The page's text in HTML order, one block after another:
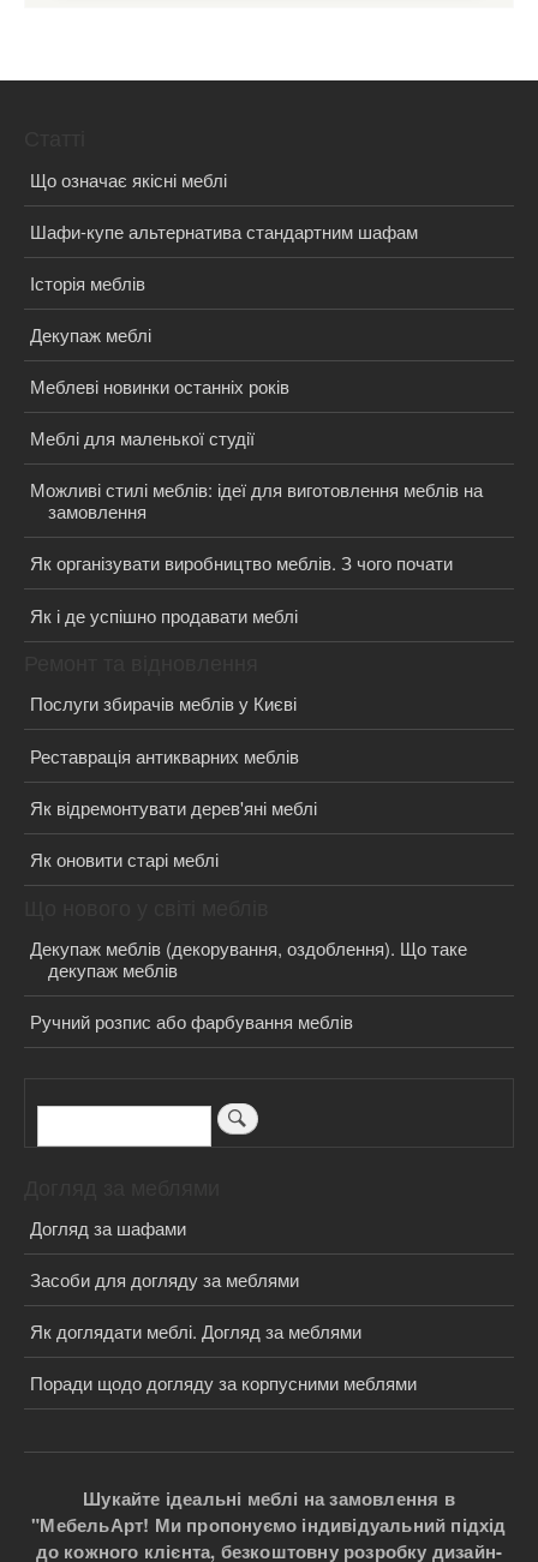
Що означає якісні меблі
Шафи-купе альтернатива стандартним шафам
Історія меблів
Декупаж меблі
Меблеві новинки останніх років
Меблі для маленької студії
Можливі стилі меблів: ідеї для виготовлення меблів на
замовлення
Як організувати виробництво меблів. З чого почати
Як і де успішно продавати меблі
Послуги збирачів меблів у Києві
Реставрація антикварних меблів
Як відремонтувати дерев'яні меблі
Як оновити старі меблі
Декупаж меблів (декорування, оздоблення). Що таке
декупаж меблів
Ручний розпис або фарбування меблів
Пошук
Догляд за шафами
Засоби для догляду за меблями
Як доглядати меблі. Догляд за меблями
Поради щодо догляду за корпусними меблями
Шукайте ідеальні меблі на замовлення в
"МебельАрт! Ми пропонуємо індивідуальний підхід
до кожного клієнта, безкоштовну розробку дизайн-